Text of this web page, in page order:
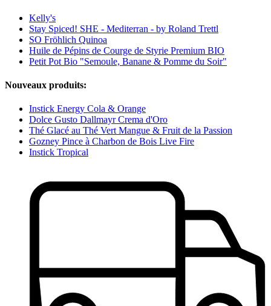
Kelly's
Stay Spiced! SHE - Mediterran - by Roland Trettl
SO Fröhlich Quinoa
Huile de Pépins de Courge de Styrie Premium BIO
Petit Pot Bio "Semoule, Banane & Pomme du Soir"
Nouveaux produits:
Instick Energy Cola & Orange
Dolce Gusto Dallmayr Crema d'Oro
Thé Glacé au Thé Vert Mangue & Fruit de la Passion
Gozney Pince à Charbon de Bois Live Fire
Instick Tropical